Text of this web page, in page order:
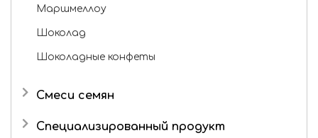
Маршмеллоу
Шоколад
Шоколадные конфеты
Смеси семян
Специализированный продукт